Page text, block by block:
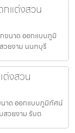
แต่งสวน
ขนาด ออกแบบภูมิ
วยงาม นนทบุรี
งสวน
าด ออกแบบภูมิทัศน์
สวยงาม รับต